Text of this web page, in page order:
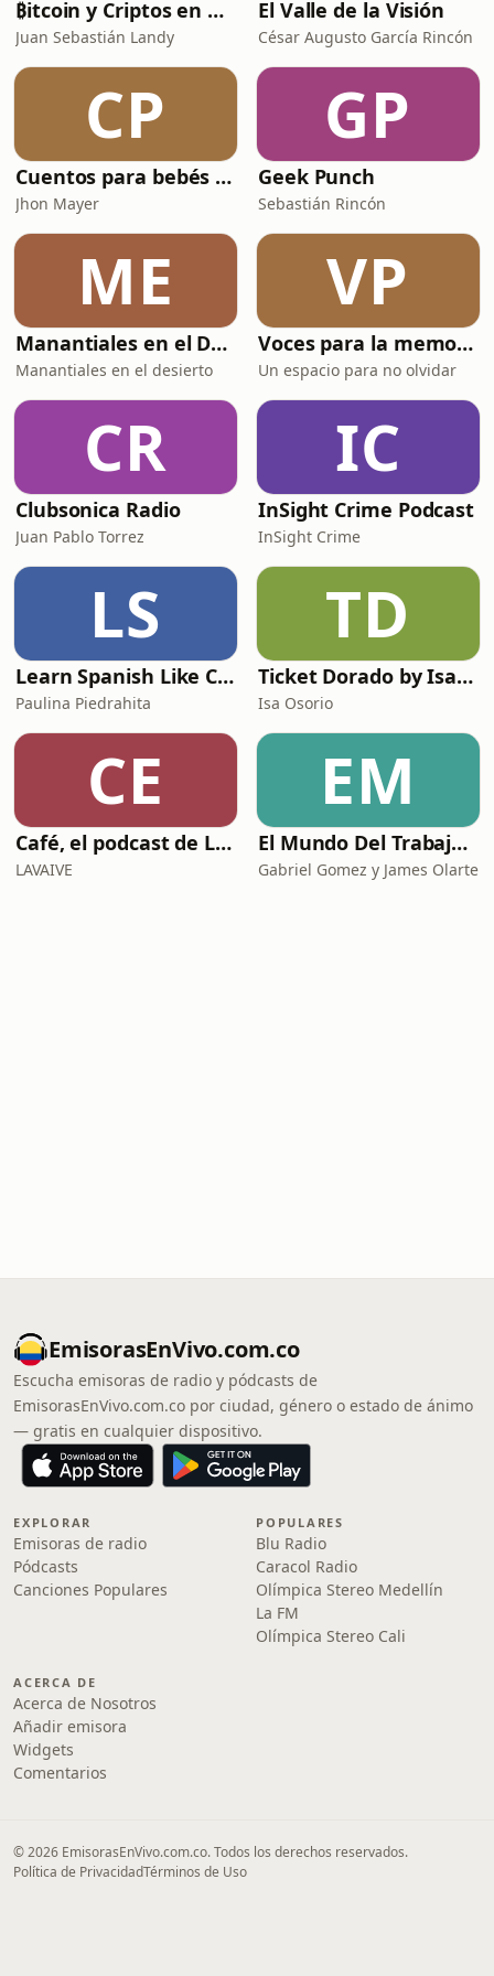
₿itcoin y Criptos en español
Juan Sebastián Landy
El Valle de la Visión
César Augusto García Rincón
CP
Cuentos para bebés y Niños
Jhon Mayer
GP
Geek Punch
Sebastián Rincón
ME
Manantiales en el Desierto
Manantiales en el desierto
VP
Voces para la memoria
Un espacio para no olvidar
CR
Clubsonica Radio
Juan Pablo Torrez
IC
InSight Crime Podcast
InSight Crime
LS
Learn Spanish Like Crazy Podcast
Paulina Piedrahita
TD
Ticket Dorado by Isa Osorio
Isa Osorio
CE
Café, el podcast de Lavaive
LAVAIVE
EM
El Mundo Del Trabajo y la bioética laboral
Gabriel Gomez y James Olarte
EmisorasEnVivo.com.co
Escucha emisoras de radio y pódcasts de
EmisorasEnVivo.com.co por ciudad, género o estado de ánimo
— gratis en cualquier dispositivo.
EXPLORAR
Emisoras de radio
Pódcasts
Canciones Populares
POPULARES
Blu Radio
Caracol Radio
Olímpica Stereo Medellín
La FM
Olímpica Stereo Cali
ACERCA DE
Acerca de Nosotros
Añadir emisora
Widgets
Comentarios
© 2026 EmisorasEnVivo.com.co. Todos los derechos reservados.
Política de PrivacidadTérminos de Uso